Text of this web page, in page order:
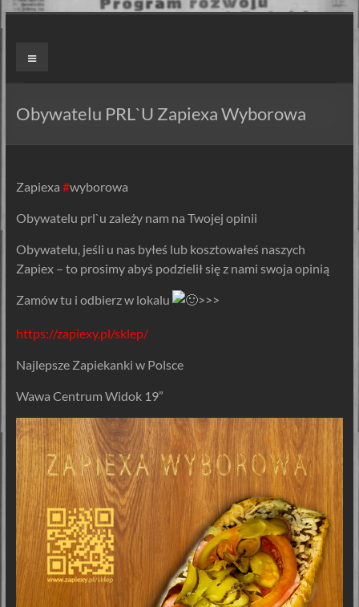
Skip
ZAPIEXY
–
SMAK
ORYGINALNE!
Zapiekanki
są
Menu
Obywatelu PRL`U Zapiexa Wyborowa
Zapiexa #wyborowa
Obywatelu prl`u zależy nam na Twojej opinii
Obywatelu, jeśli u nas byłeś lub kosztowałeś naszych
Zapiex – to prosimy abyś podzielił się z nami swoja opinią
Zamów tu i odbierz w lokalu >>>
https://zapiexy.pl/sklep/
Najlepsze Zapiekanki w Polsce
Wawa Centrum Widok 19”